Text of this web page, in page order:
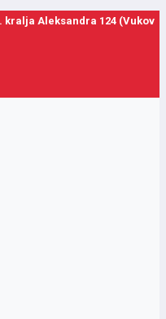
kralja Aleksandra 124 (Vukov